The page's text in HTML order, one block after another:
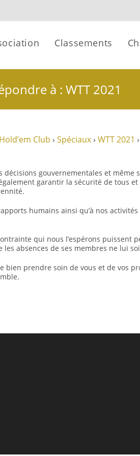
Classements
à : WTT 2021
Club › Spéciaux › WTT 2021 ›
gouvernementales et même
garantir la sécurité de tous
humains ainsi qu’à nos
qui nous l’espérons puissent
les absences de ses membres ne lui
bien prendre soin de vous et de vos